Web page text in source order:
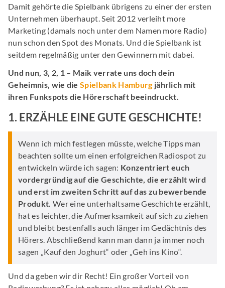
Damit gehörte die Spielbank übrigens zu einer der ersten
Unternehmen überhaupt. Seit 2012 verleiht more
Marketing (damals noch unter dem Namen more Radio)
nun schon den Spot des Monats. Und die Spielbank ist
seitdem regelmäßig unter den Gewinnern mit dabei.
Und nun, 3, 2, 1 – Maik verrate uns doch dein
Geheimnis, wie die Spielbank Hamburg jährlich mit
ihren Funkspots die Hörerschaft beeindruckt.
1. ERZÄHLE EINE GUTE GESCHICHTE!
Wenn ich mich festlegen müsste, welche Tipps man
beachten sollte um einen erfolgreichen Radiospot zu
entwickeln würde ich sagen: Konzentriert euch
vordergründig auf die Geschichte, die erzählt wird
und erst im zweiten Schritt auf das zu bewerbende
Produkt. Wer eine unterhaltsame Geschichte erzählt,
hat es leichter, die Aufmerksamkeit auf sich zu ziehen
und bleibt bestenfalls auch länger im Gedächtnis des
Hörers. Abschließend kann man dann ja immer noch
sagen „Kauf den Joghurt“ oder „Geh ins Kino“.
Und da geben wir dir Recht! Ein großer Vorteil von